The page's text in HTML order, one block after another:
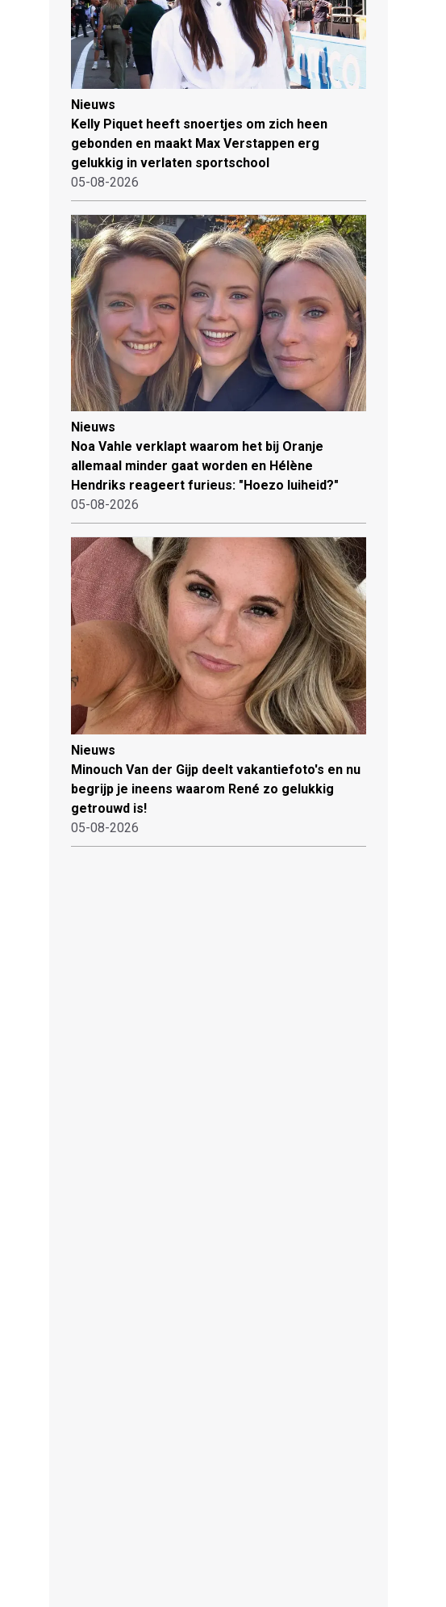
Nieuws
Kelly Piquet heeft snoertjes om zich heen
gebonden en maakt Max Verstappen erg
gelukkig in verlaten sportschool
05-08-2026
Nieuws
Noa Vahle verklapt waarom het bij Oranje
allemaal minder gaat worden en Hélène
Hendriks reageert furieus: "Hoezo luiheid?"
05-08-2026
Nieuws
Minouch Van der Gijp deelt vakantiefoto's en nu
begrijp je ineens waarom René zo gelukkig
getrouwd is!
05-08-2026